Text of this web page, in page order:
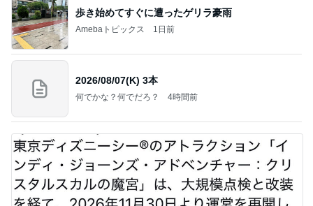
歩き始めてすぐに遭ったゲリラ豪雨
Amebaトピックス 1日前
2026/08/07(K) 3本
何でかな？何でだろ？ 4時間前